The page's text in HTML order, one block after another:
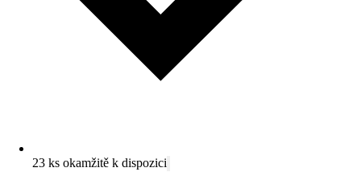
23 ks okamžitě k dispozici